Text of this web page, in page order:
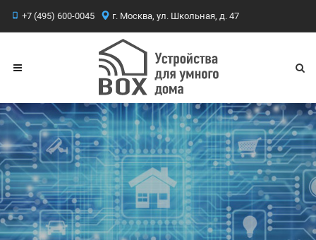
+7 (495) 600-0045 г. Москва, ул. Школьная, д. 47